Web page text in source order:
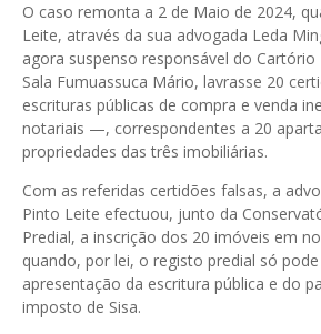
O caso remonta a 2 de Maio de 2024,
Leite, através da sua advogada Leda
agora suspenso responsável do Cartório
Sala Fumuassuca Mário, lavrasse 20
escrituras públicas de compra e venda
notariais —, correspondentes a 20
propriedades das três imobiliárias.
Com as referidas certidões falsas, a
Pinto Leite efectuou, junto da
Predial, a inscrição dos 20 imóveis em
quando, por lei, o registo predial só
apresentação da escritura pública e do
imposto de Sisa.